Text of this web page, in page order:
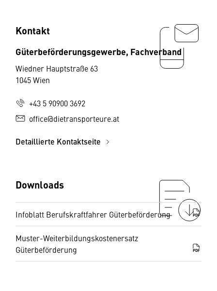
Kontakt
Güterbeförderungsgewerbe, Fachverband
Wiedner Hauptstraße 63
1045 Wien
+43 5 90900 3692
office@dietransporteure.at
Detaillierte Kontaktseite
Downloads
Infoblatt Berufskraftfahrer Güterbeförderung PDF
Muster-Weiterbildungskostenersatz
Güterbeförderung
PDF